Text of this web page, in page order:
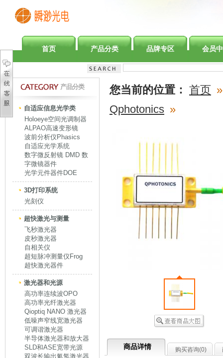
首页 产品分类 品牌专区 会员
产品分类
自适应信息光学类
Holoeye空间光调制器
ALPAO高速变形镜
波前分析仪Phasics
自适应光学系统
数字微反射镜 DMD 数
字微镜器件
光学元件器件DOE
3D打印系统
光刻仪
超快激光与测量
飞秒激光器
皮秒激光器
自相关仪
超短脉冲测量仪Frog
超快激光器件
激光器和光源
高功率连续波OPO
高功率光纤激光器
Qioptiq NANO 激光器
低噪声窄线宽激光器
可调谐激光器
半导体激光器和放大器
SLD和ASE宽带光源
双波长输出氦氖激光器
您当前的位置： 首页 »
Qphotonics »
商品详情 购买咨询(0)